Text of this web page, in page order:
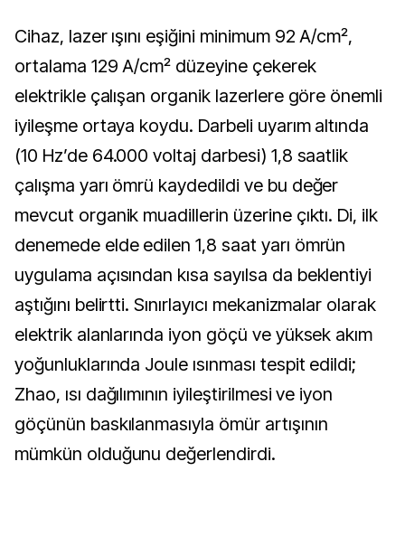
Cihaz, lazer ışını eşiğini minimum 92 A/cm²,
ortalama 129 A/cm² düzeyine çekerek
elektrikle çalışan organik lazerlere göre önemli
iyileşme ortaya koydu. Darbeli uyarım altında
(10 Hz’de 64.000 voltaj darbesi) 1,8 saatlik
çalışma yarı ömrü kaydedildi ve bu değer
mevcut organik muadillerin üzerine çıktı. Di, ilk
denemede elde edilen 1,8 saat yarı ömrün
uygulama açısından kısa sayılsa da beklentiyi
aştığını belirtti. Sınırlayıcı mekanizmalar olarak
elektrik alanlarında iyon göçü ve yüksek akım
yoğunluklarında Joule ısınması tespit edildi;
Zhao, ısı dağılımının iyileştirilmesi ve iyon
göçünün baskılanmasıyla ömür artışının
mümkün olduğunu değerlendirdi.